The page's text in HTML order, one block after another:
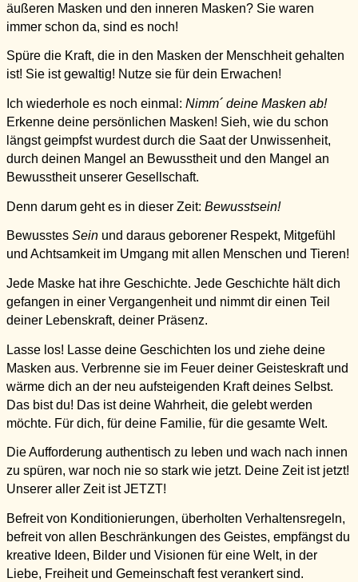
äußeren Masken und den inneren Masken? Sie waren
immer schon da, sind es noch!
Spüre die Kraft, die in den Masken der Menschheit gehalten
ist! Sie ist gewaltig! Nutze sie für dein Erwachen!
Ich wiederhole es noch einmal: Nimm´ deine Masken ab!
Erkenne deine persönlichen Masken! Sieh, wie du schon
längst geimpfst wurdest durch die Saat der Unwissenheit,
durch deinen Mangel an Bewusstheit und den Mangel an
Bewusstheit unserer Gesellschaft.
Denn darum geht es in dieser Zeit: Bewusstsein!
Bewusstes Sein und daraus geborener Respekt, Mitgefühl
und Achtsamkeit im Umgang mit allen Menschen und Tieren!
Jede Maske hat ihre Geschichte. Jede Geschichte hält dich
gefangen in einer Vergangenheit und nimmt dir einen Teil
deiner Lebenskraft, deiner Präsenz.
Lasse los! Lasse deine Geschichten los und ziehe deine
Masken aus. Verbrenne sie im Feuer deiner Geisteskraft und
wärme dich an der neu aufsteigenden Kraft deines Selbst.
Das bistdu! Das ist deine Wahrheit, die gelebt werden
möchte. Für dich, für deine Familie, für die gesamte Welt.
Die Aufforderung authentisch zu leben und wach nach innen
zu spüren, war noch nie so stark wie jetzt. Deine Zeit ist jetzt!
Unserer aller Zeit ist JETZT!
Befreit von Konditionierungen, überholten Verhaltensregeln,
befreit von allen Beschränkungen des Geistes, empfängst du
kreative Ideen, Bilder und Visionen für eine Welt, in der
Liebe, Freiheit und Gemeinschaft fest verankert sind.